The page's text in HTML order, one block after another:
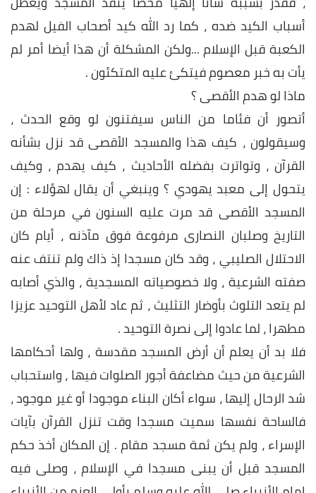
أسباب الكيد ضده ، كما رد الله كيد أصحاب الفيل لهدم
الكعبة قبل الإسلام ...ولكن المشكلة أن هذا أيضا أمر لم
يأت به خبر معصوم فيتكئ عليه المتكئون .
ماذا لو هدم الأقصى ؟
أتصور أن فئاما من الناس سيفتنون لو وقع الحدث ،
وسيقولون ، كيف هذا والمسجد الأقصى قد نزل بشأنه
القرآن ، وتواترت بفضله الأحاديث ، كيف يهدم ، وكيف
يتحول إلى معبد يهودي ؟ وينبغي أن يقال لهؤلاء : إن
المسجد الأقصى قد مرت عليه السنون في مرحلة من
التاريخ وصلبان النصارى مرفوعة فوق مآذنه ، أيام كان
الاحتلال الصليبي ، وقد كان مسجدا إذ ذاك ولم تنتف عنه
صفته الشرعية ، ولا خصوصياته المسجدية ، والذي أصابه
لم يتعد التلوث بأوضار التثليث ، ثم عاد لأهل التوحيد عزيزا
مطهرا ، لما عادوا إلى نصرة التوحيد .
فلا بد أن يعلم أن أرض المسجد مقدسة ، ولها أحكامها
الشرعية من حيث مضاعفة أجور الصلوات فيها ، واستحباب
شد الرحال إليها ، سواء أكان البناء موجودا أو غير موجود ،
فالساحة نفسها سميت مسجدا وقت تنزل القرآن بآيات
الإسراء ، ولم يكن ثمة مسجد مقام . إن المكان أخذ حكم
المسجد قبل أن يبنى مسجدا في الإسلام ، وصلى فيه